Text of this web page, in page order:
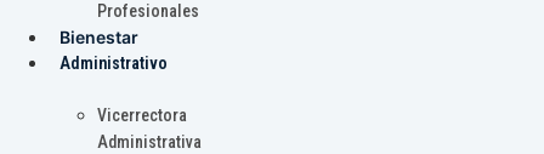
Profesionales
Bienestar
Administrativo
Vicerrectora
Administrativa